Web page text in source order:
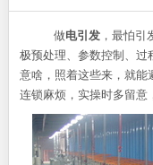
做电引发，最怕引
极预处理、参数控制、过
意啥，照着这些来，就
连锁麻烦，实操时多留意